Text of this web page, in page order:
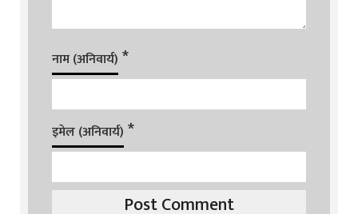
नाम (अनिवार्य) *
इमेल (अनिवार्य) *